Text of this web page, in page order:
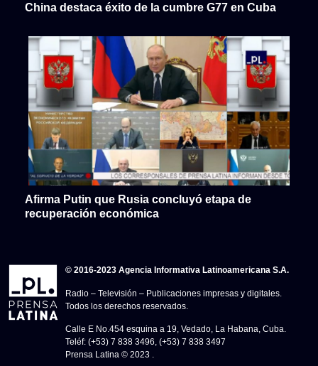
China destaca éxito de la cumbre G77 en Cuba
Afirma Putin que Rusia concluyó etapa de
recuperación económica
© 2016-2023 Agencia Informativa Latinoamericana S.A.
Radio – Televisión – Publicaciones impresas y digitales.
Todos los derechos reservados.
Calle E No.454 esquina a 19, Vedado, La Habana, Cuba.
Teléf: (+53) 7 838 3496, (+53) 7 838 3497
Prensa Latina © 2023 .